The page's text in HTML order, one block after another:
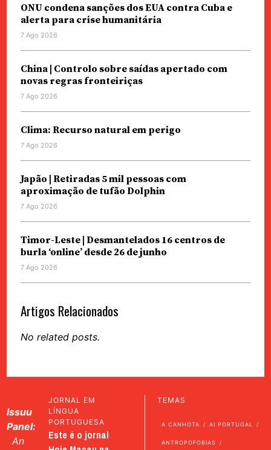
ONU condena sanções dos EUA contra Cuba e
alerta para crise humanitária
7 Ago 2026
China | Controlo sobre saídas apertado com
novas regras fronteiriças
7 Ago 2026
Clima: Recurso natural em perigo
7 Ago 2026
Japão | Retiradas 5 mil pessoas com
aproximação de tufão Dolphin
7 Ago 2026
Timor-Leste | Desmantelados 16 centros de
burla ‘online’ desde 26 de junho
7 Ago 2026
Artigos Relacionados
No related posts.
Issuu
Panel:
An
JORNAL EM
LÍNGUA
PORTUGUESA
Este é o jornal
TEMAS
A CANHOTA AI PORTUGAL
ANTROPOFOBIAS